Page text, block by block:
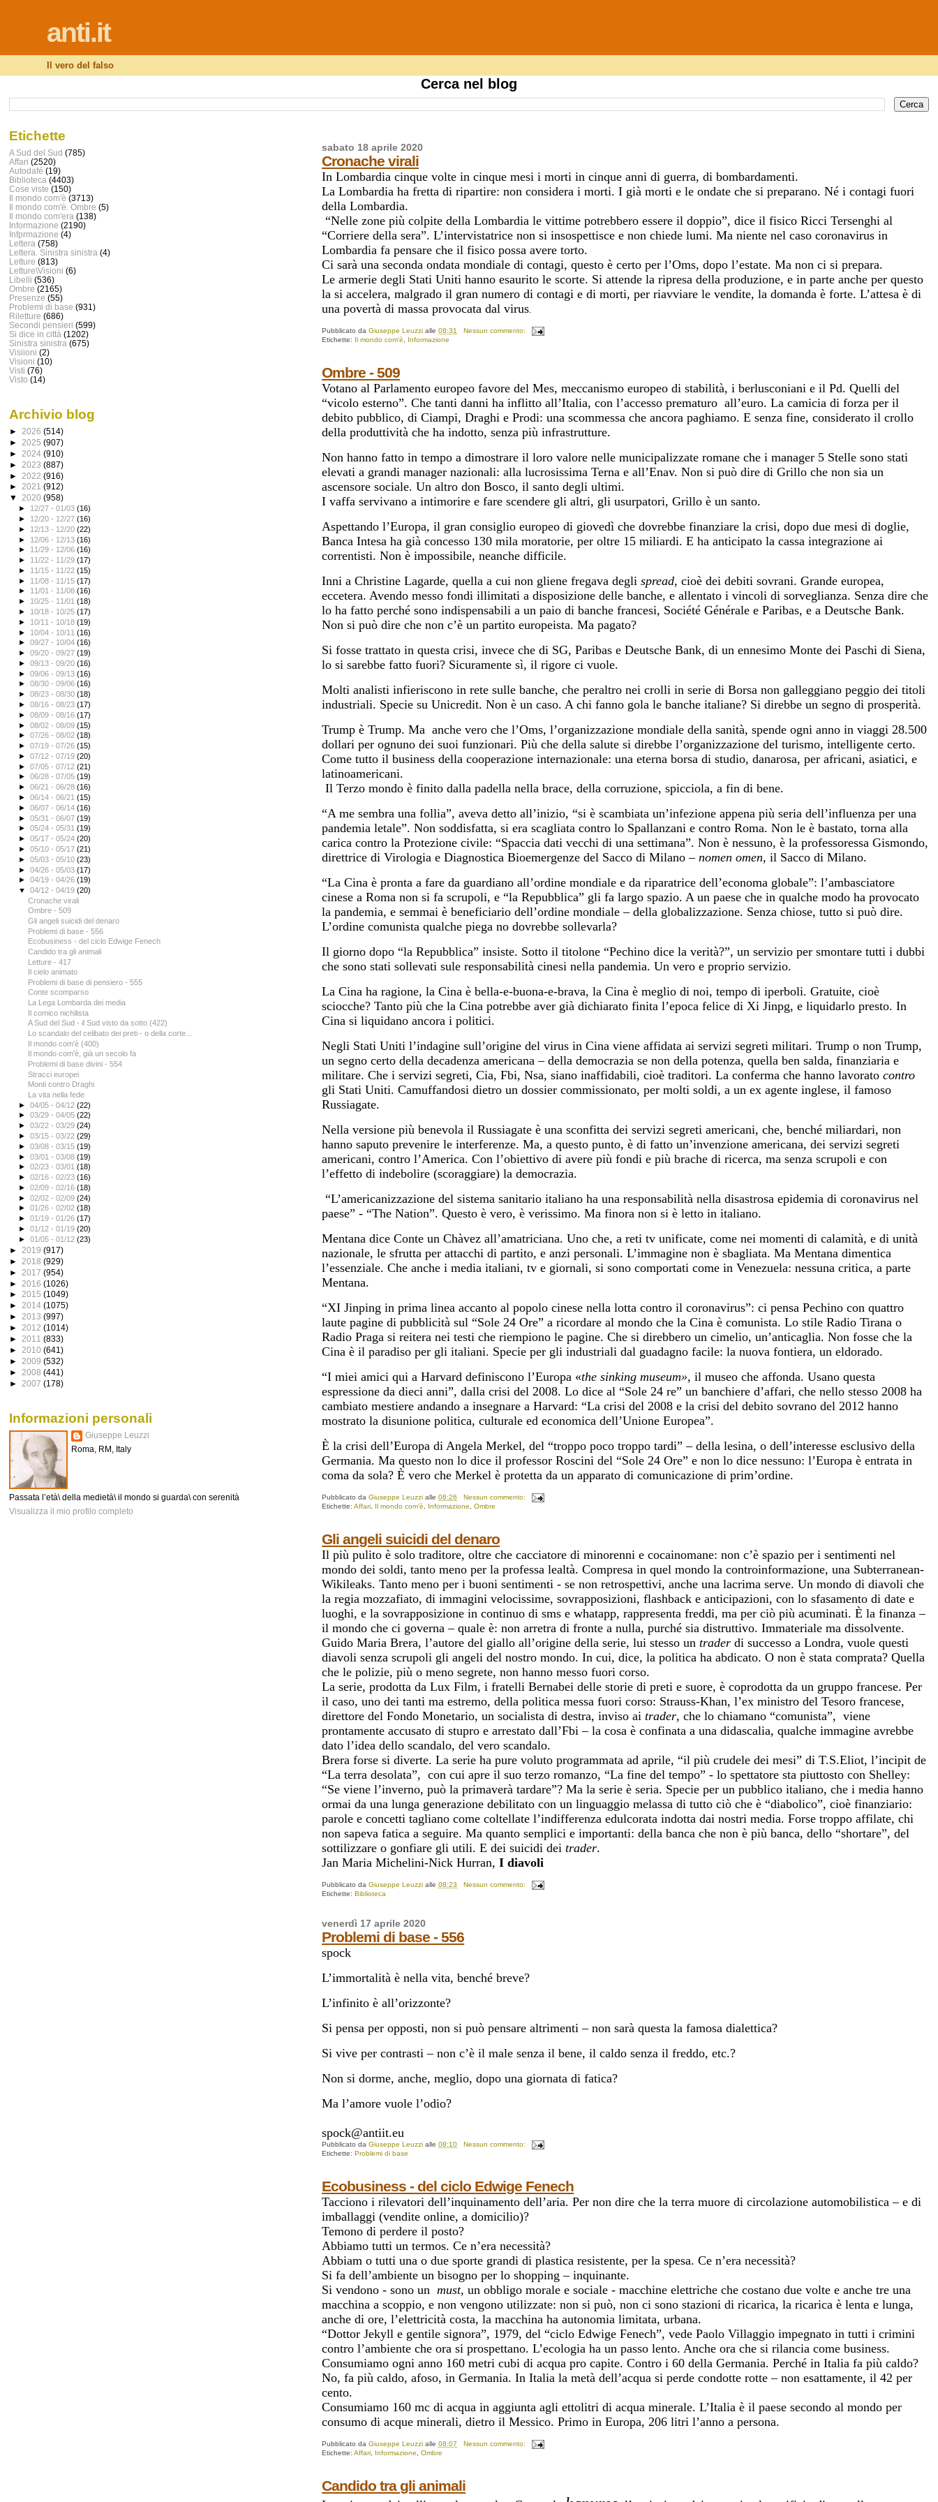
anti.it
Il vero del falso
Cerca nel blog
sabato 18 aprile 2020
Cronache virali
In Lombardia cinque volte in cinque mesi i morti in cinque anni di guerra, di bombardamenti.
La Lombardia ha fretta di ripartire: non considera i morti. I già morti e le ondate che si preparano. Né i contagi fuori
della Lombardia.
“Nelle zone più colpite della Lombardia le vittime potrebbero essere il doppio”, dice il fisico Ricci Tersenghi al
“Corriere della sera”. L’intervistatrice non si insospettisce e non chiede lumi. Ma niente nel caso coronavirus in
Lombardia fa pensare che il fisico possa avere torto.
Ci sarà una seconda ondata mondiale di contagi, questo è certo per l’Oms, dopo l’estate. Ma non ci si prepara.
Le armerie degli Stati Uniti hanno esaurito le scorte. Si attende la ripresa della produzione, e in parte anche per questo
la si accelera, malgrado il gran numero di contagi e di morti, per riavviare le vendite, la domanda è forte. L’attesa è di
una povertà di massa provocata dal virus
Pubblicato daGiuseppe Leuzzi alle08:31
Nessun commento:
Etichette: Il mondo com'è Informazione
Ombre - 509
Votano al Parlamento europeo favore del Mes, meccanismo europeo di stabilità, i berlusconiani e il Pd. Quelli del
“vicolo esterno”. Che tanti danni ha inflitto all’Italia, con l’accesso prematuro all’euro. La camicia di forza per il
debito pubblico, di Ciampi, Draghi e Prodi: una scommessa che ancora paghiamo. E senza fine, considerato il crollo
della produttività che ha indotto, senza più infrastrutture.
Non hanno fatto in tempo a dimostrare il loro valore nelle municipalizzate romane che i manager 5 Stelle sono stati
elevati a grandi manager nazionali: alla lucrosissima Terna e all’Enav. Non si può dire di Grillo che non sia un
ascensore sociale. Un altro don Bosco, il santo degli ultimi.
I vaffa servivano a intimorire e fare scendere gli altri, gli usurpatori, Grillo è un santo.
Aspettando l’Europa, il gran consiglio europeo di giovedì che dovrebbe finanziare la crisi, dopo due mesi di doglie,
Banca Intesa ha già concesso 130 mila moratorie, per oltre 15 miliardi. E ha anticipato la cassa integrazione ai
correntisti. Non è impossibile, neanche difficile.
Inni a Christine Lagarde, quella a cui non gliene fregava deglispread,cioè dei debiti sovrani. Grande europea,
eccetera. Avendo messo fondi illimitati a disposizione delle banche, e allentato i vincoli di sorveglianza. Senza dire che
lo ha fatto perché sono indispensabili a un paio di banche francesi, Société Générale e Paribas, e a Deutsche Bank.
Non si può dire che non c’è un partito europeista. Ma pagato?
Si fosse trattato in questa crisi, invece che di SG, Paribas e Deutsche Bank, di un ennesimo Monte dei Paschi di Siena,
lo si sarebbe fatto fuori? Sicuramente sì, il rigore ci vuole.
Molti analisti infieriscono in rete sulle banche, che peraltro nei crolli in serie di Borsa non galleggiano peggio dei titoli
industriali. Specie su Unicredit. Non è un caso. A chi fanno gola le banche italiane? Si direbbe un segno di prosperità.
Trump è Trump. Ma anche vero che l’Oms, l’organizzazione mondiale della sanità, spende ogni anno in viaggi 28.500
dollari per ognuno dei suoi funzionari. Più che della salute si direbbe l’organizzazione del turismo, intelligente certo.
Come tutto il business della cooperazione internazionale: una eterna borsa di studio, danarosa, per africani, asiatici, e
latinoamericani.
Il Terzo mondo è finito dalla padella nella brace, della corruzione, spicciola, a fin di bene.
“A me sembra una follia”, aveva detto all’inizio, “si è scambiata un’infezione appena più seria dell’influenza per una
pandemia letale”. Non soddisfatta, si era scagliata contro lo Spallanzani e contro Roma. Non le è bastato, torna alla
carica contro la Protezione civile: “Spaccia dati vecchi di una settimana”. Non è nessuno, è la professoressa Gismondo,
direttrice di Virologia e Diagnostica Bioemergenze del Sacco di Milano – nomen omen, il Sacco di Milano.
“La Cina è pronta a fare da guardiano all’ordine mondiale e da riparatrice dell’economa globale”: l’ambasciatore
cinese a Roma non si fa scrupoli, e “la Repubblica” gli fa largo spazio. A un paese che in qualche modo ha provocato
la pandemia, e semmai è beneficiario dell’ordine mondiale – della globalizzazione. Senza chiose, tutto si può dire.
L’ordine comunista qualche piega no dovrebbe sollevarla?
Il giorno dopo “la Repubblica” insiste. Sotto il titolone “Pechino dice la verità?”, un servizio per smontare tutti i dubbi
che sono stati sollevati sule responsabilità cinesi nella pandemia. Un vero e proprio servizio.
La Cina ha ragione, la Cina è bella-e-buona-e-brava, la Cina è meglio di noi, tempo di iperboli. Gratuite, cioè
sciocche? Tanto più che la Cina potrebbe aver già dichiarato finita l’epoca felice di Xi Jinpg, e liquidarlo presto. In
Cina si liquidano ancora i politici.
Negli Stati Uniti l’indagine sull’origine del virus in Cina viene affidata ai servizi segreti militari. Trump o non Trump,
un segno certo della decadenza americana – della democrazia se non della potenza, quella ben salda, finanziaria e
militare. Che i servizi segreti, Cia, Fbi, Nsa, siano inaffidabili, cioè traditori. La conferma che hanno lavoratocontro
gli Stati Uniti. Camuffandosi dietro un dossier commissionato, per molti soldi, a un ex agente inglese, il famoso
Russiagate.
Nella versione più benevola il Russiagate è una sconfitta dei servizi segreti americani, che, benché miliardari, non
hanno saputo prevenire le interferenze. Ma, a questo punto, è di fatto un’invenzione americana, dei servizi segreti
americani, contro l’America. Con l’obiettivo di avere più fondi e più brache di ricerca, ma senza scrupoli e con
l’effetto di indebolire (scoraggiare) la democrazia.
“L’americanizzazione del sistema sanitario italiano ha una responsabilità nella disastrosa epidemia di coronavirus nel
paese” - “The Nation”. Questo è vero, è verissimo. Ma finora non si è letto in italiano.
Mentana dice Conte un Chàvez all’amatriciana. Uno che, a reti tv unificate, come nei momenti di calamità, e di unità
nazionale, le sfrutta per attacchi di partito, e anzi personali. L’immagine non è sbagliata. Ma Mentana dimentica
l’essenziale. Che anche i media italiani, tv e giornali, si sono comportati come in Venezuela: nessuna critica, a parte
Mentana.
“XI Jinping in prima linea accanto al popolo cinese nella lotta contro il coronavirus”: ci pensa Pechino con quattro
laute pagine di pubblicità sul “Sole 24 Ore” a ricordare al mondo che la Cina è comunista. Lo stile Radio Tirana o
Radio Praga si reitera nei testi che riempiono le pagine. Che si direbbero un cimelio, un’anticaglia. Non fosse che la
Cina è il paradiso per gli italiani. Specie per gli industriali dal guadagno facile: la nuova fontiera, un eldorado.
“I miei amici qui a Harvard definiscono l’Europa «the sinking museum», il museo che affonda. Usano questa
espressione da dieci anni”, dalla crisi del 2008. Lo dice al “Sole 24 re” un banchiere d’affari, che nello stesso 2008 ha
cambiato mestiere andando a insegnare a Harvard: “La crisi del 2008 e la crisi del debito sovrano del 2012 hanno
mostrato la disunione politica, culturale ed economica dell’Unione Europea”.
È la crisi dell’Europa di Angela Merkel, del “troppo poco troppo tardi” – della lesina, o dell’interesse esclusivo della
Germania. Ma questo non lo dice il professor Roscini del “Sole 24 Ore” e non lo dice nessuno: l’Europa è entrata in
coma da sola? È vero che Merkel è protetta da un apparato di comunicazione di prim’ordine.
Pubblicato daGiuseppe Leuzzi alle08:26
Nessun commento:
Etichette:Affari Il mondo com'è Informazione ,Ombre
Gli angeli suicidi del denaro
Il più pulito è solo traditore, oltre che cacciatore di minorenni e cocainomane: non c’è spazio per i sentimenti nel
mondo dei soldi, tanto meno per la professa lealtà. Compresa in quel mondo la controinformazione, una Subterranean-
Wikileaks. Tanto meno per i buoni sentimenti - se non retrospettivi, anche una lacrima serve. Un mondo di diavoli che
la regia mozzafiato, di immagini velocissime, sovrapposizioni, flashback e anticipazioni, con lo sfasamento di date e
luoghi, e la sovrapposizione in continuo di sms e whatapp, rappresenta freddi, ma per ciò più acuminati. È la finanza –
il mondo che ci governa – quale è: non arretra di fronte a nulla, purché sia distruttivo. Immateriale ma dissolvente.
Guido Maria Brera, l’autore del giallo all’origine della serie, lui stesso untrader di successo a Londra, vuole questi
diavoli senza scrupoli gli angeli del nostro mondo. In cui, dice, la politica ha abdicato. O non è stata comprata? Quella
che le polizie, più o meno segrete, non hanno messo fuori corso.
La serie, prodotta da Lux Film, i fratelli Bernabei delle storie di preti e suore, è coprodotta da un gruppo francese. Per
il caso, uno dei tanti ma estremo, della politica messa fuori corso: Strauss-Khan, l’ex ministro del Tesoro francese,
direttore del Fondo Monetario, un socialista di destra, inviso aitrader, che lo chiamano “comunista”,
viene
prontamente accusato di stupro e arrestato dall’Fbi – la cosa è confinata a una didascalia, qualche immagine avrebbe
dato l’idea dello scandalo, del vero scandalo.
Brera forse si diverte. La serie ha pure voluto programmata ad aprile, “il più crudele dei mesi” di T.S.Eliot, l’incipit de
“La terra desolata”,
con cui apre il suo terzo romanzo, “La fine del tempo” - lo spettatore sta piuttosto con Shelley:
“Se viene l’inverno, può la primaverà tardare”? Ma la serie è seria. Specie per un pubblico italiano, che i media hanno
ormai da una lunga generazione debilitato con un linguaggio melassa di tutto ciò che è “diabolico”, cioè finanziario:
parole e concetti tagliano come coltellate l’indifferenza edulcorata indotta dai nostri media. Forse troppo affilate, chi
non sapeva fatica a seguire. Ma quanto semplici e importanti: della banca che non è più banca, dello “shortare”, del
sottilizzare o gonfiare gli utili. E dei suicidi deitrader.
Jan Maria Michelini-Nick Hurran,I diavoli
Pubblicato daGiuseppe Leuzzi alle08:23
Nessun commento:
Etichette:Biblioteca
venerdì 17 aprile 2020
Problemi di base - 556
spock
L’immortalità è nella vita, benché breve?
L’infinito è all’orizzonte?
Si pensa per opposti, non si può pensare altrimenti – non sarà questa la famosa dialettica?
Si vive per contrasti – non c’è il male senza il bene, il caldo senza il freddo, etc.?
Non si dorme, anche, meglio, dopo una giornata di fatica?
Ma l’amore vuole l’odio?
spock@antiit.eu
Pubblicato daGiuseppe Leuzzi alle08:10
Nessun commento:
Etichette:Problemi di base
Ecobusiness - del ciclo Edwige Fenech
Tacciono i rilevatori dell’inquinamento dell’aria. Per non dire che la terra muore di circolazione automobilistica – e di
imballaggi (vendite online, a domicilio)?
Temono di perdere il posto?
Abbiamo tutti un termos. Ce n’era necessità?
Abbiam o tutti una o due sporte grandi di plastica resistente, per la spesa. Ce n’era necessità?
Si fa dell’ambiente un bisogno per lo shopping – inquinante.
Si vendono - sono un must, un obbligo morale e sociale - macchine elettriche che costano due volte e anche tre una
macchina a scoppio, e non vengono utilizzate: non si può, non ci sono stazioni di ricarica, la ricarica è lenta e lunga,
anche di ore, l’elettricità costa, la macchina ha autonomia limitata, urbana.
“Dottor Jekyll e gentile signora”, 1979, del “ciclo Edwige Fenech”, vede Paolo Villaggio impegnato in tutti i crimini
contro l’ambiente che ora si prospettano. L’ecologia ha un passo lento. Anche ora che si rilancia come business.
Consumiamo ogni anno 160 metri cubi di acqua pro capite. Contro i 60 della Germania. Perché in Italia fa più caldo?
No, fa più caldo, afoso, in Germania. In Italia la metà dell’acqua si perde condotte rotte – non esattamente, il 42 per
cento.
Consumiamo 160 mc di acqua in aggiunta agli ettolitri di acqua minerale. L’Italia è il paese secondo al mondo per
consumo di acque minerali, dietro il Messico. Primo in Europa, 206 litri l’anno a persona.
Pubblicato daGiuseppe Leuzzi alle08:07
Nessun commento:
Etichette:Affari Informazione ,Ombre
Candido tra gli animali
Etichette
A Sud del Sud (785)
Affari (2520)
Autodafé (19)
Biblioteca (4403)
Cose viste (150)
Il mondo com'è (3713)
Il mondo com'è. Ombre (5)
Il mondo com'era (138)
Informazione (2190)
Infprmazione (4)
Lettera (758)
Lettera. Sinistra sinistra (4)
Letture (813)
Letture\Visioni (6)
Libelli (536)
Ombre (2165)
Presenze (55)
Problemi di base (931)
Riletture (686)
Secondi pensieri (599)
Si dice in città (1202)
Sinistra sinistra (675)
Visiioni (2)
Visioni (10)
Visti (76)
Visto (14)
Archivio blog
► 2026 (514)
► 2025 (907)
► 2024 (910)
► 2023 (887)
► 2022 (916)
► 2021 (912)
▼ 2020 (958)
► 12/27 - 01/03(16)
► 12/20 - 12/27(16)
► 12/13 - 12/20(22)
► 12/06 - 12/13(16)
► 11/29 - 12/06(16)
► 11/22 - 11/29(17)
► 11/15 - 11/22(15)
► 11/08 - 11/15(17)
► 11/01 - 11/08(16)
► 10/25 - 11/01(18)
► 10/18 - 10/25(17)
► 10/11 - 10/18(19)
► 10/04 - 10/11(16)
►09/27 - 10/04(16)
►09/20 - 09/27(19)
►09/13 - 09/20(16)
►09/06 - 09/13(16)
►08/30 - 09/06(16)
►08/23 - 08/30(18)
►08/16 - 08/23(17)
►08/09 - 08/16(17)
►08/02 - 08/09(15)
►07/26 - 08/02(18)
►07/19 - 07/26(15)
►07/12 - 07/19(20)
►07/05 - 07/12(21)
►06/28 - 07/05(19)
►06/21 - 06/28(16)
►06/14 - 06/21(15)
►06/07 - 06/14(16)
►05/31 - 06/07(19)
►05/24 - 05/31(19)
►05/17 - 05/24(20)
►05/10 - 05/17(21)
►05/03 - 05/10(23)
►04/26 - 05/03(17)
►04/19 - 04/26(19)
▼04/12 - 04/19(20)
Cronache virali
Ombre - 509
Gli angeli suicidi del denaro
Problemi di base - 556
Ecobusiness - del ciclo Edwige Fenech
Candido tra gli animali
Letture - 417
Il cielo animato
Problemi di base di pensiero - 555
Conte scomparso
La Lega Lombarda dei media
Il comico nichilista
A Sud del Sud - il Sud visto da sotto (422)
Lo scandalo del celibato dei preti - o della corte...
Il mondo com'è (400)
Il mondo com'è, già un secolo fa
Problemi di base divini - 554
Stracci europei
Monti contro Draghi
La vita nella fede
►04/05 - 04/12(22)
►03/29 - 04/05(22)
►03/22 - 03/29(24)
►03/15 - 03/22(29)
►03/08 - 03/15(19)
►03/01 - 03/08(19)
►02/23 - 03/01(18)
►02/16 - 02/23(16)
►02/09 - 02/16(18)
►02/02 - 02/09(24)
►01/26 - 02/02(18)
►01/19 - 01/26(17)
►01/12 - 01/19(20)
►01/05 - 01/12(23)
► 2019 (917)
► 2018 (929)
► 2017 (954)
► 2016 (1026)
► 2015 (1049)
► 2014 (1075)
► 2013 (997)
► 2012 (1014)
► 2011 (833)
► 2010 (641)
► 2009 (532)
► 2008 (441)
► 2007 (178)
Informazioni personali
Giuseppe Leuzzi
Roma, RM, Italy
Passata l’età\ della medietà\ il mondo si guarda\ con serenità
Visualizza il mio profilo completo